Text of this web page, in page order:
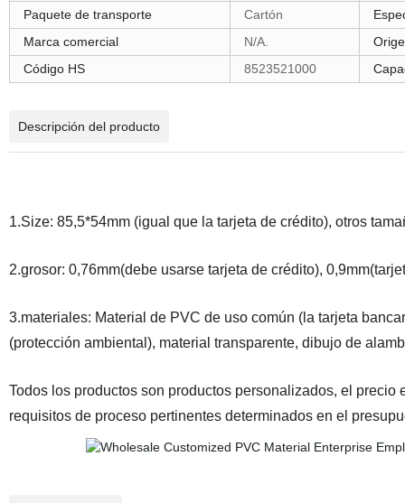
Paquete de transporte
Cartón
Marca comercial
N/A.
Código HS
8523521000
Descripción del producto
1.Size: 85,5*54mm (igual que la tarjeta de crédito), otros
2.grosor: 0,76mm(debe usarse tarjeta de crédito),
3.materiales: Material de PVC de uso común (la tarjeta
(protección ambiental), material transparente, dibujo de
Todos los productos son productos personalizados, el
requisitos de proceso pertinentes determinados en el